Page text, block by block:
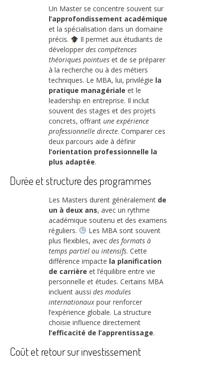
Un Master se concentre souvent sur
l’approfondissement académique
et la spécialisation dans un domaine
précis.
Il permet aux étudiants de
développer des compétences
théoriques pointues et de se préparer
à la recherche ou à des métiers
techniques. Le MBA, lui, privilégie la
pratique managériale et le
leadership en entreprise. Il inclut
souvent des stages et des projets
concrets, offrant une expérience
professionnelle directe. Comparer ces
deux parcours aide à définir
l’orientation professionnelle la
plus adaptée.
Durée et structure des programmes
Les Masters durent généralement de
un à deux ans, avec un rythme
académique soutenu et des examens
réguliers.
Les MBA sont souvent
plus flexibles, avec des formats à
temps partiel ou intensifs. Cette
différence impacte la planification
de carrière et l’équilibre entre vie
personnelle et études. Certains MBA
incluent aussi des modules
internationaux pour renforcer
l’expérience globale. La structure
choisie influence directement
l’efficacité de l’apprentissage.
Coût et retour sur investissement